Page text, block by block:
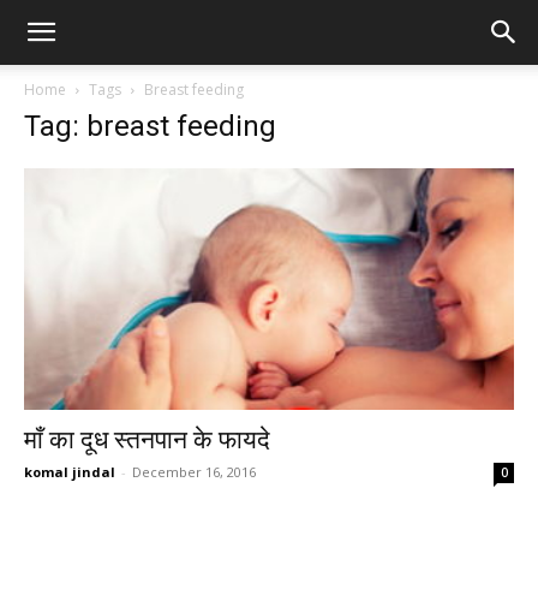
Home Tags Breast feeding
Tag: breast feeding
माँ का दूध स्तनपान के फायदे
komal jindal - December 16, 2016 0